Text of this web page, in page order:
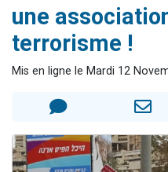
Eva vient
une
terrorisme !
Mis en ligne le Mardi 12